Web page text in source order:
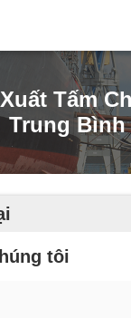
Tấm
Trung Bình
tôi